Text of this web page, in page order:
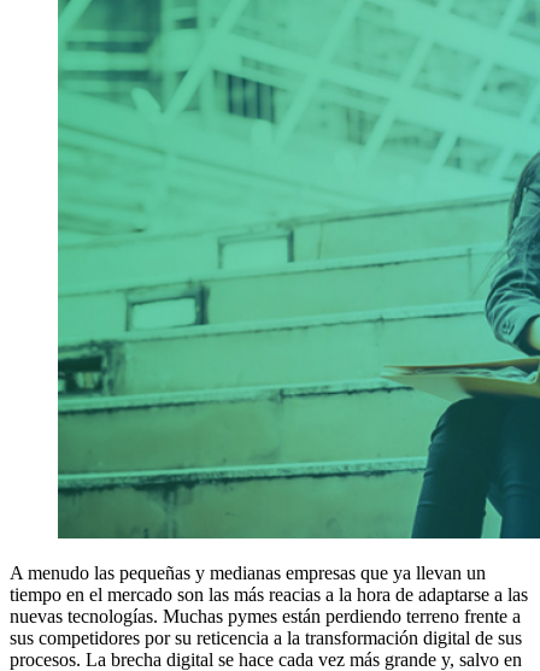
A menudo las pequeñas y medianas empresas que ya llevan un
tiempo en el mercado son las más reacias a la hora de adaptarse a las
nuevas tecnologías. Muchas pymes están perdiendo terreno frente a
sus competidores por su reticencia a la transformación digital de sus
procesos. La brecha digital se hace cada vez más grande y, salvo en